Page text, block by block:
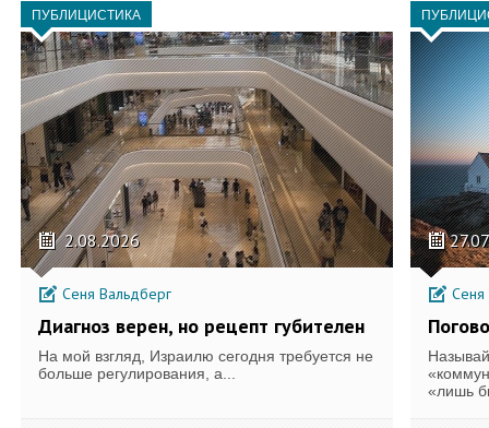
ПУБЛИЦИСТИКА
2.08.2026
Сеня Вальдберг
Диагноз верен, но рецепт губителен
На мой взгляд, Израилю сегодня требуется не
больше регулирования, а...
Сеня
«лишь